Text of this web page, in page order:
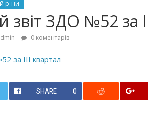
р-ни
звіт ЗДО №52 за
0 коментарів
за ІІІ квартал
SHARE 0